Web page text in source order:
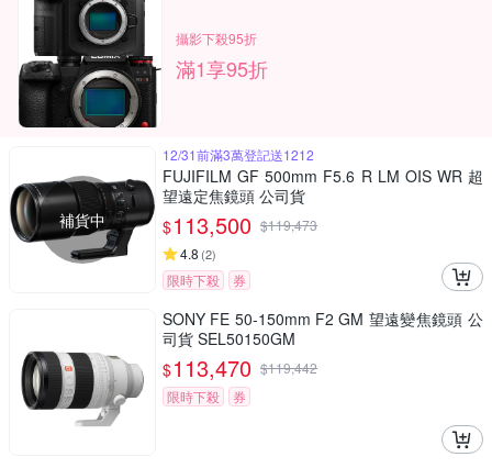
攝影下殺95折
滿1享95折
補貨中
12/31前滿3萬登記送1212
FUJIFILM GF 500mm F5.6 R LM OIS WR 超
望遠定焦鏡頭 公司貨
$113,500 $119,473
4.8 (2)
限時下殺 券
SONY FE 50-150mm F2 GM 望遠變焦鏡頭 公
司貨 SEL50150GM
$113,470 $119,442
限時下殺
券